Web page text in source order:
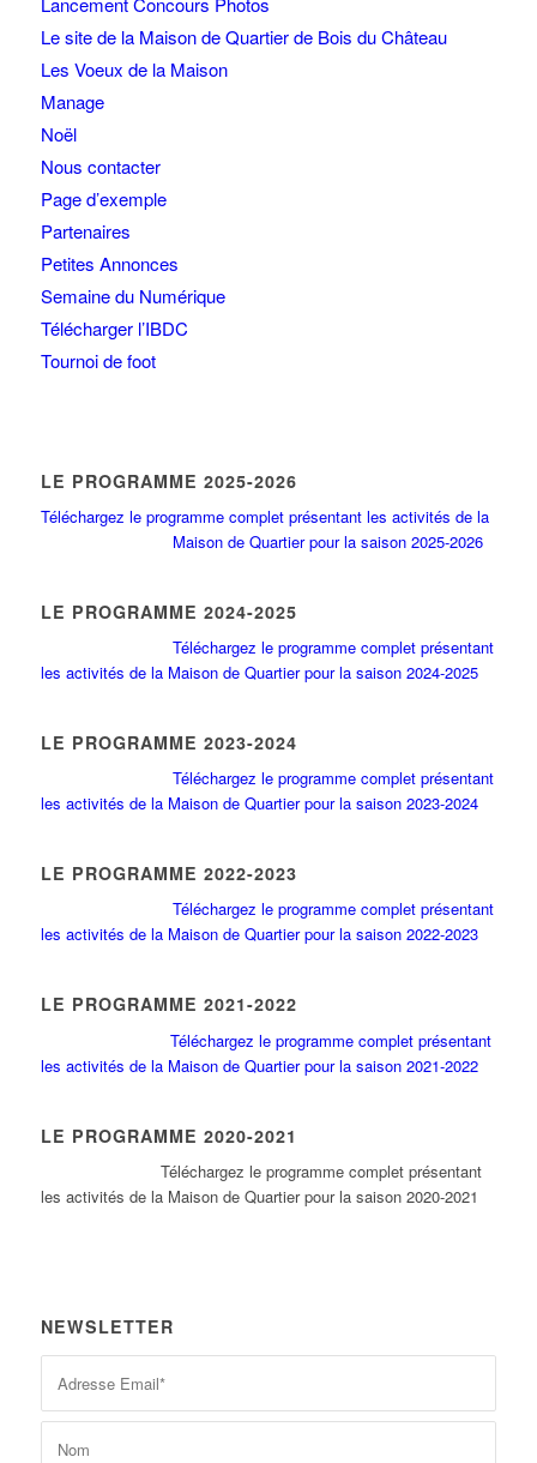
Le site de la Maison de Quartier de Bois du Château
Les Voeux de la Maison
Manage
Noël
Nous contacter
Page d’exemple
Partenaires
Petites Annonces
Semaine du Numérique
Télécharger l’IBDC
Tournoi de foot
LE PROGRAMME 2025-2026
Téléchargez le programme complet présentant les activités de la
Maison de Quartier pour la saison 2025-2026
LE PROGRAMME 2024-2025
Téléchargez le programme complet présentant
les activités de la Maison de Quartier pour la saison 2024-2025
LE PROGRAMME 2023-2024
Téléchargez le programme complet présentant
les activités de la Maison de Quartier pour la saison 2023-2024
LE PROGRAMME 2022-2023
Téléchargez le programme complet présentant
les activités de la Maison de Quartier pour la saison 2022-2023
LE PROGRAMME 2021-2022
Téléchargez le programme complet présentant
les activités de la Maison de Quartier pour la saison 2021-2022
LE PROGRAMME 2020-2021
Téléchargez le programme complet présentant
les activités de la Maison de Quartier pour la saison 2020-2021
NEWSLETTER